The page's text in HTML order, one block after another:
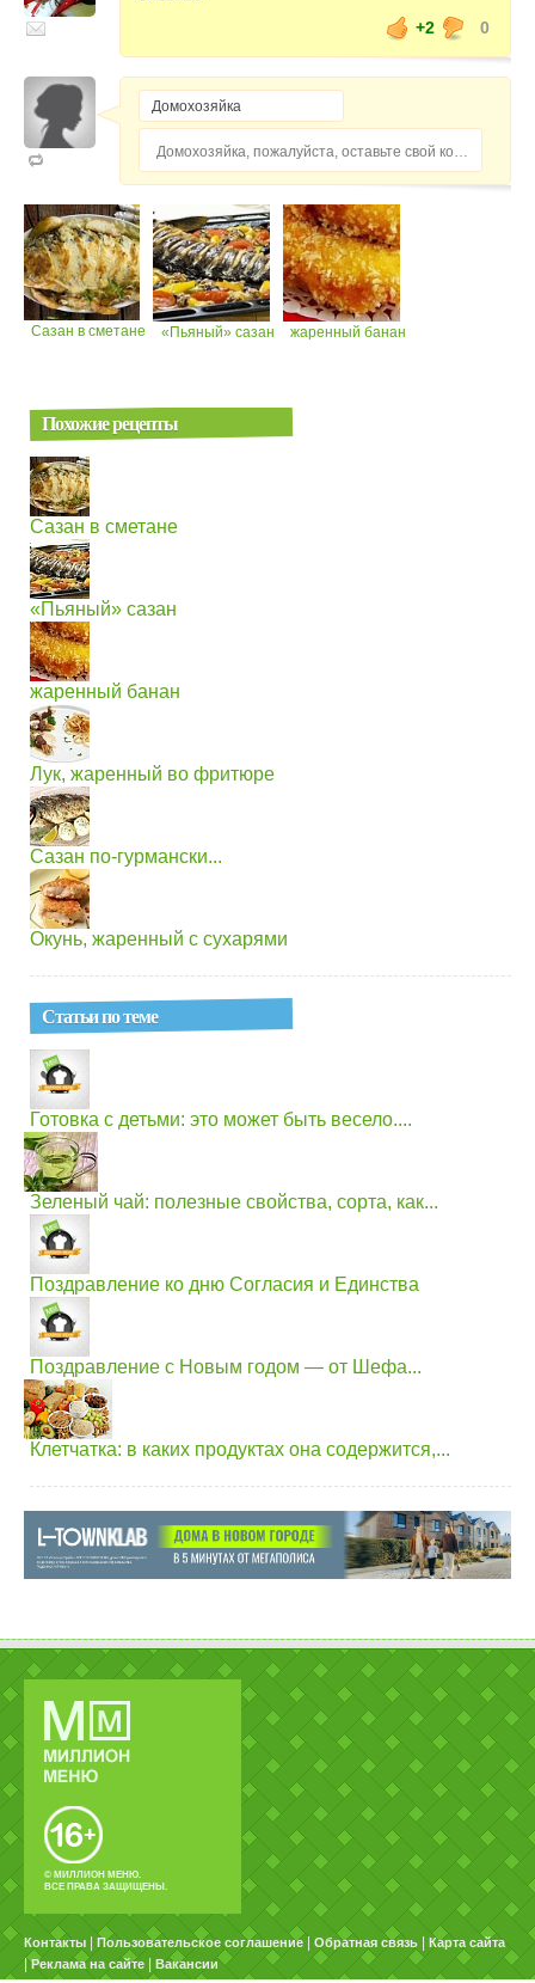
+2
0
Домохозяйка, пожалуйста, оставьте свой комментарий...
Сазан в сметане «Пьяный» сазан жаренный банан
Похожие рецепты
Сазан в сметане
«Пьяный» сазан
жаренный банан
Лук, жаренный во фритюре
Сазан по-гурмански...
Окунь, жаренный с сухарями
Статьи по теме
Готовка с детьми: это может быть весело....
Зеленый чай: полезные свойства, сорта, как...
Поздравление ко дню Согласия и Единства
Поздравление с Новым годом — от Шефа...
Клетчатка: в каких продуктах она содержится,...
© МИЛЛИОН МЕНЮ.
ВСЕ ПРАВА ЗАЩИЩЕНЫ.
Контакты Пользовательское соглашение Обратная связь Карта сайта
|Реклама на сайте Вакансии